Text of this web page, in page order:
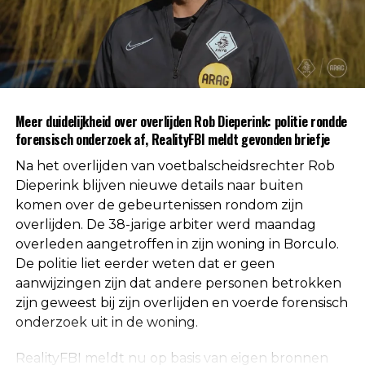
politie weten dat er geen aanwijzingen zijn
gevonden voor betrokkenheid van andere
personen. Daarmee is die mogelijkheid volgens de
autoriteiten uitgesloten.
worden geen verdere mededelingen gedaan over
de doodsoorzaak.
Een vaste waarde in de Nederlandse
arbitrage
Met het overlijden van Rob Dieperink verliest het
Nederlandse voetbal een scheidsrechter die
jarenlang actief was op het hoogste niveau.
Dieperink begon al op jonge leeftijd met fluiten in
het amateurvoetbal en werkte zich stap voor stap
Meer duidelijkheid over overlijden Rob Dieperink: politie rondde
forensisch onderzoek af, RealityFBI meldt gevonden briefje
Na het overlijden van voetbalscheidsrechter Rob
Dieperink blijven nieuwe details naar buiten
komen over de gebeurtenissen rondom zijn
overlijden. De 38-jarige arbiter werd maandag
overleden aangetroffen in zijn woning in Borculo.
De politie liet eerder weten dat er geen
aanwijzingen zijn dat andere personen betrokken
zijn geweest bij zijn overlijden en voerde forensisch
onderzoek uit in de woning.
RealityFBI meldt nu op basis van eigen bronnen